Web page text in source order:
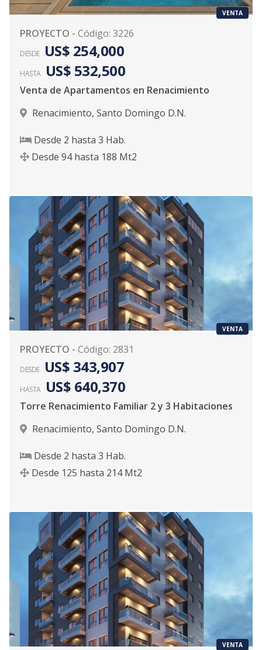
VENTA
PROYECTO - Código: 3226
DESDE US$ 254,000
HASTA US$ 532,500
Venta de Apartamentos en Renacimiento
Renacimiento, Santo Domingo D.N.
Desde 2 hasta 3 Hab.
Desde 94 hasta 188 Mt2
VENTA
PROYECTO - Código: 2831
DESDE US$ 343,907
HASTA US$ 640,370
Torre Renacimiento Familiar 2 y 3 Habitaciones
Renacimiento, Santo Domingo D.N.
Desde 2 hasta 3 Hab.
Desde 125 hasta 214 Mt2
VENTA